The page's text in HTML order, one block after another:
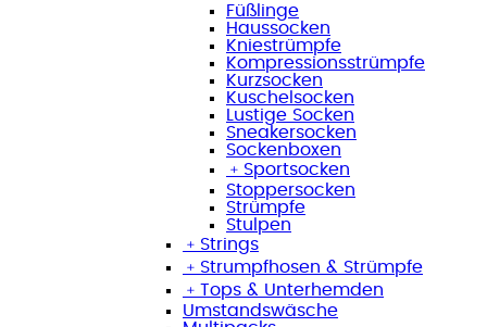
Füßlinge
Haussocken
Kniestrümpfe
Kompressionsstrümpfe
Kurzsocken
Kuschelsocken
Lustige Socken
Sneakersocken
Sockenboxen
﹢ Sportsocken
Stoppersocken
Strümpfe
Stulpen
﹢ Strings
﹢ Strumpfhosen & Strümpfe
﹢ Tops & Unterhemden
Umstandswäsche